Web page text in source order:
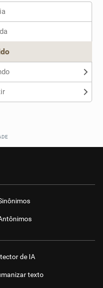
me ajudou
de IA
texto